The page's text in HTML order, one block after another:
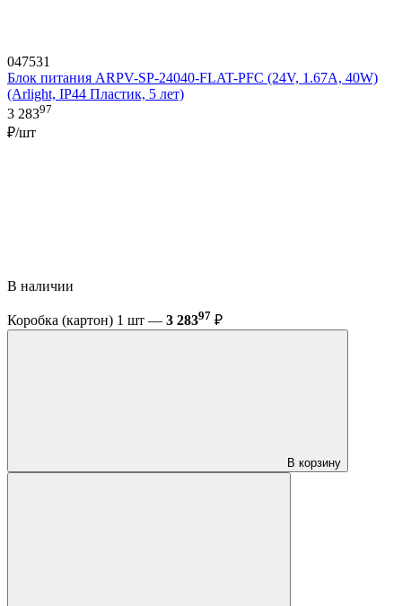
047531
Блок питания ARPV-SP-24040-FLAT-PFC (24V, 1.67A, 40W)
(Arlight, IP44 Пластик, 5 лет)
3 28397
₽/шт
В наличии
Коробка (картон) 1 шт — 3 28397 ₽
В корзину